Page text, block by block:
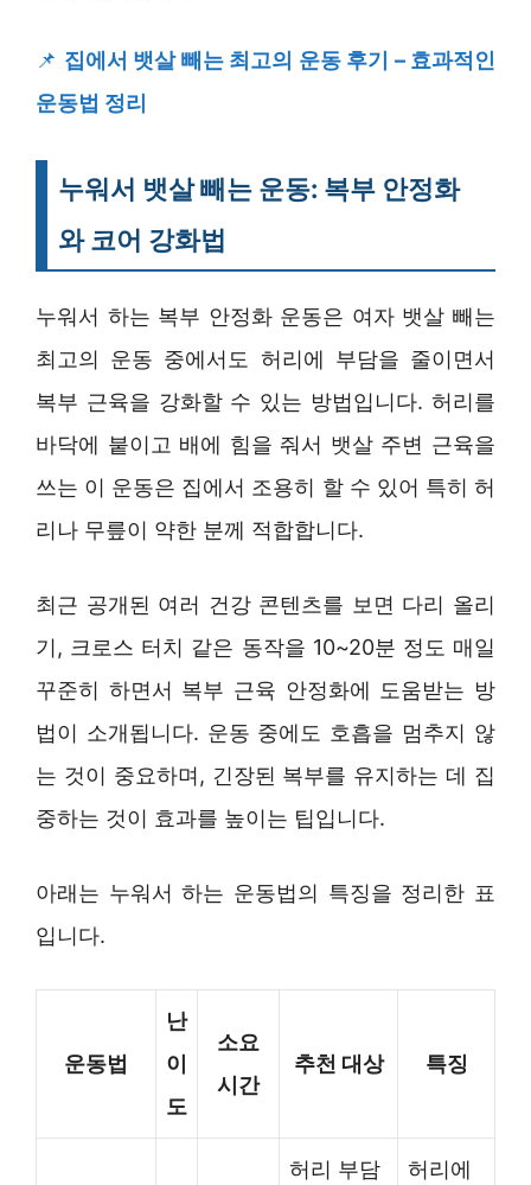
📌 집에서 뱃살 빼는 최고의 운동 후기 – 효과적인
운동법 정리
누워서 뱃살 빼는 운동: 복부 안정화
와 코어 강화법
누워서 하는 복부 안정화 운동은 여자 뱃살 빼는
최고의 운동 중에서도 허리에 부담을 줄이면서
복부 근육을 강화할 수 있는 방법입니다. 허리를
바닥에 붙이고 배에 힘을 줘서 뱃살 주변 근육을
쓰는 이 운동은 집에서 조용히 할 수 있어 특히 허
리나 무릎이 약한 분께 적합합니다.
최근 공개된 여러 건강 콘텐츠를 보면 다리 올리
기, 크로스 터치 같은 동작을 10~20분 정도 매일
꾸준히 하면서 복부 근육 안정화에 도움받는 방
법이 소개됩니다. 운동 중에도 호흡을 멈추지 않
는 것이 중요하며, 긴장된 복부를 유지하는 데 집
중하는 것이 효과를 높이는 팁입니다.
아래는 누워서 하는 운동법의 특징을 정리한 표
입니다.
운동법
난
이
도
소요
시간
추천 대상 특징
허리 부담
허리에